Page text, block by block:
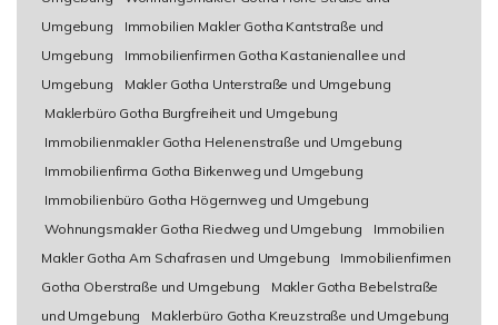
Umgebung
Immobilien Makler Gotha Kantstraße und
Umgebung
Immobilienfirmen Gotha Kastanienallee und
Umgebung
Makler Gotha Unterstraße und Umgebung
Maklerbüro Gotha Burgfreiheit und Umgebung
Immobilienmakler Gotha Helenenstraße und Umgebung
Immobilienfirma Gotha Birkenweg und Umgebung
Immobilienbüro Gotha Högernweg und Umgebung
Wohnungsmakler Gotha Riedweg und Umgebung
Immobilien
Makler Gotha Am Schafrasen und Umgebung
Immobilienfirmen
Gotha Oberstraße und Umgebung
Makler Gotha Bebelstraße
und Umgebung
Maklerbüro Gotha Kreuzstraße und Umgebung